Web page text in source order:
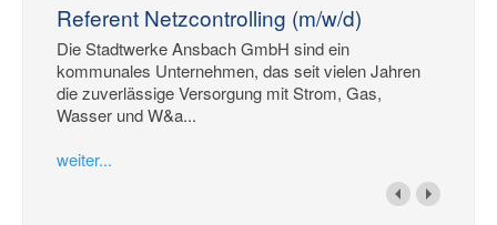
Referent Netzcontrolling (m/w/d)
Die Stadtwerke Ansbach GmbH sind ein
kommunales Unternehmen, das seit vielen Jahren
die zuverlässige Versorgung mit Strom, Gas,
Wasser und W&a...
weiter...